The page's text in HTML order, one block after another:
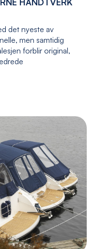
det nyeste av
men samtidig
forblir original,